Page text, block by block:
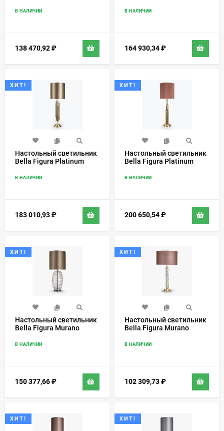
В НАЛИЧИИ
138 470,92₽
В НАЛИЧИИ
164 930,34₽
ХИТ!
Настольный светильник
Bella Figura Platinum
В НАЛИЧИИ
183 010,93₽
ХИТ!
Настольный светильник
Bella Figura Platinum
В НАЛИЧИИ
200 650,54₽
ХИТ!
Настольный светильник
Bella Figura Murano
В НАЛИЧИИ
150 377,66₽
ХИТ!
Настольный светильник
Bella Figura Murano
В НАЛИЧИИ
102 309,73₽
ХИТ! ХИТ!